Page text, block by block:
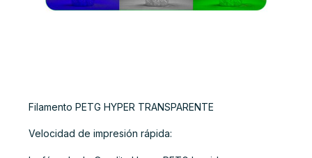
Filamento PETG HYPER TRANSPARENTE
Velocidad de impresión rápida: